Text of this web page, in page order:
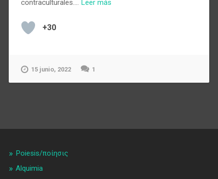
contraculturales.… Leer más
+30
15 junio, 2022 1
Poiesis/ποίησις
Alquimia